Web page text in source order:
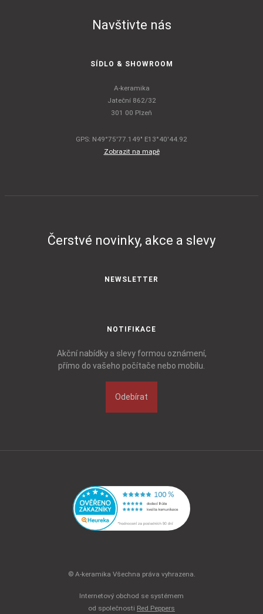
Navštivte nás
SÍDLO & SHOWROOM
A-keramika
Jateční 862/32
301 00 Plzeň
GPS: N49°75'77.149" E13°40'44.92
Zobrazit na mapě
Čerstvé novinky, akce a slevy
NEWSLETTER
NOTIFIKACE
Akční nabídky a slevy formou oznámení,
přímo do vašeho počítače nebo mobilu.
Odebírat
© A-keramika Všechna práva vyhrazena.
Internetový obchod se systémem
od společnosti Red Peppers